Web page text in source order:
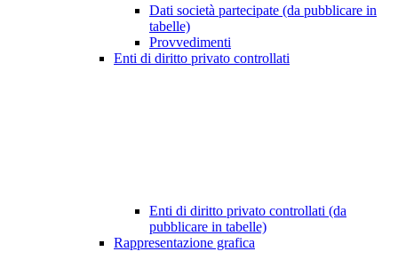
Dati società partecipate (da pubblicare in
tabelle)
Provvedimenti
Enti di diritto privato controllati
Enti di diritto privato controllati (da
pubblicare in tabelle)
Rappresentazione grafica